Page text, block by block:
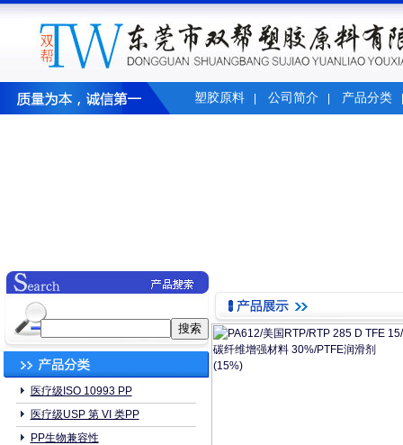
塑胶原料 公司简介 产品分类
医疗级ISO 10993 PP
医疗级USP 第 VI 类PP
PP生物兼容性